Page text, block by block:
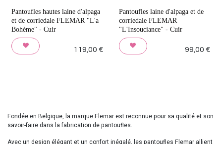
Pantoufles hautes laine d'alpaga
et de corriedale FLEMAR "L'a
Bohème" - Cuir
119,00 €
Pantoufles laine d'alpaga et de
corriedale FLEMAR
"L'Insouciance" - Cuir
99,00 €
Fondée en Belgique, la marque Flemar est reconnue pour sa qualité et son
savoir-faire dans la fabrication de pantoufles.
Avec un design élégant et un confort inégalé, les pantoufles Flemar allient